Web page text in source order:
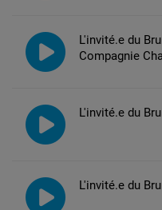
L'invité.e du
Compagnie
L'invité.e du
L'invité.e du